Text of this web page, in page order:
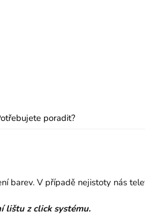
poradit?
barev. V případě nejistoty nás
lištu z click systému.